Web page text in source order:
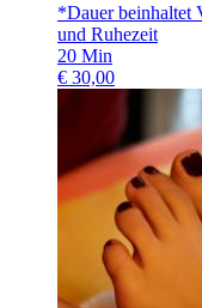
*Dauer beinhaltet
und Ruhezeit
20 Min
€ 30,00